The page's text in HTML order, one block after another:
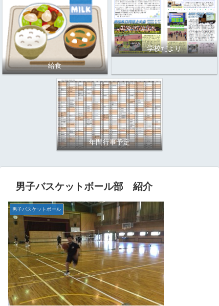
給食
学校だより
年間行事予定
男子バスケットボール部 紹介
男子バスケットボール